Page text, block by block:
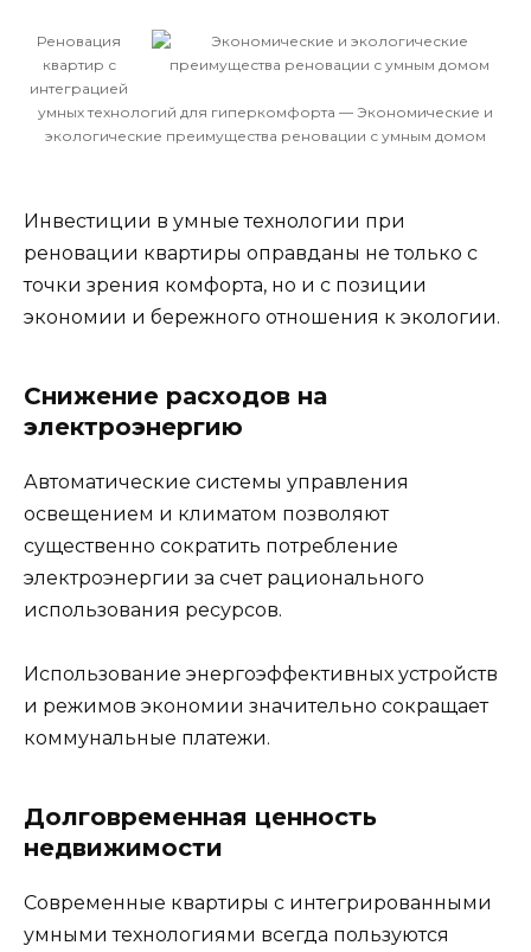
Реновация
квартир с
интеграцией
умных технологий для гиперкомфорта — Экономические и
экологические преимущества реновации с умным домом
Инвестиции в умные технологии при
реновации квартиры оправданы не только с
точки зрения комфорта, но и с позиции
экономии и бережного отношения к экологии.
Снижение расходов на
электроэнергию
Автоматические системы управления
освещением и климатом позволяют
существенно сократить потребление
электроэнергии за счет рационального
использования ресурсов.
Использование энергоэффективных устройств
и режимов экономии значительно сокращает
коммунальные платежи.
Долговременная ценность
недвижимости
Современные квартиры с интегрированными
умными технологиями всегда пользуются